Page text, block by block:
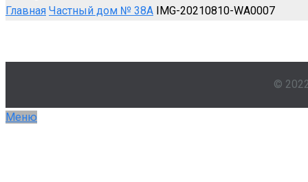
Главная Частный дом № 38А IMG-20210810-WA0007
©
Меню